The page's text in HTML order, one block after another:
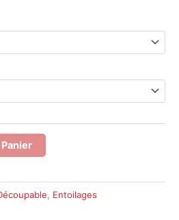
, Entoilages